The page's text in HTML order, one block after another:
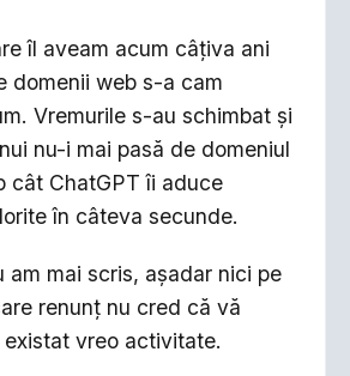
îl aveam acum câțiva ani
domenii web s-a cam
Vremurile s-au schimbat și
nu-i mai pasă de domeniul
cât ChatGPT îi aduce
în câteva secunde.
am mai scris, așadar nici pe
renunț nu cred că vă
vreo activitate.